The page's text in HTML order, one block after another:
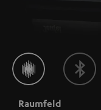
Raumfeld